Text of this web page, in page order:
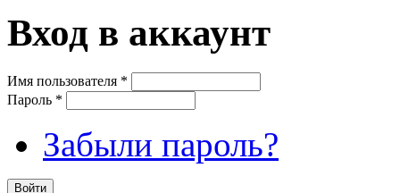
Вход в аккаунт
Имя пользователя *
Пароль *
Забыли пароль?